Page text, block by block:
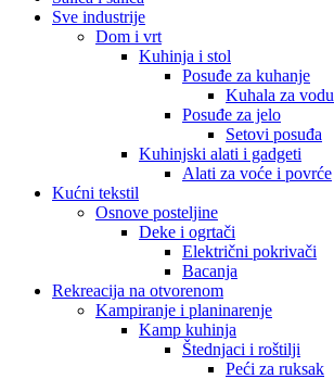
Sve industrije
Dom i vrt
Kuhinja i stol
Posuđe za kuhanje
Kuhala za vodu
Posuđe za jelo
Setovi posuđa
Kuhinjski alati i gadgeti
Alati za voće i povrće
Kućni tekstil
Osnove posteljine
Deke i ogrtači
Električni pokrivači
Bacanja
Rekreacija na otvorenom
Kampiranje i planinarenje
Kamp kuhinja
Štednjaci i roštilji
Peći za ruksak